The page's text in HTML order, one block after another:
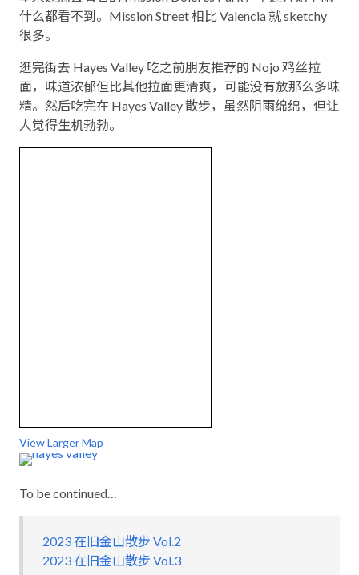
什么都看不到。Mission Street 相比 Valencia 就 sketchy
很多。
逛完街去 Hayes Valley 吃之前朋友推荐的 Nojo 鸡丝拉
面，味道浓郁但比其他拉面更清爽，可能没有放那么多味
精。然后吃完在 Hayes Valley 散步，虽然阴雨绵绵，但让
人觉得生机勃勃。
View Larger Map
To be continued…
2023 在旧金山散步 Vol.2
2023 在旧金山散步 Vol.3